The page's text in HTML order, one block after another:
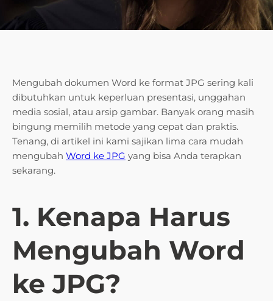
Mengubah dokumen Word ke format JPG sering kali
dibutuhkan untuk keperluan presentasi, unggahan
media sosial, atau arsip gambar. Banyak orang masih
bingung memilih metode yang cepat dan praktis.
Tenang, di artikel ini kami sajikan lima cara mudah
mengubah Word ke JPG yang bisa Anda terapkan
sekarang.
1. Kenapa Harus
Mengubah Word
ke JPG?